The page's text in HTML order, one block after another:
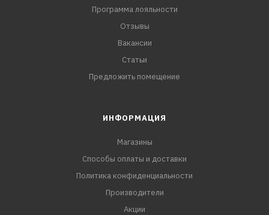
Программа лояльности
Отзывы
Вакансии
Статьи
Предложить помещение
ИНФОРМАЦИЯ
Магазины
Способы оплаты и доставки
Политика конфиденциальности
Производители
Акции